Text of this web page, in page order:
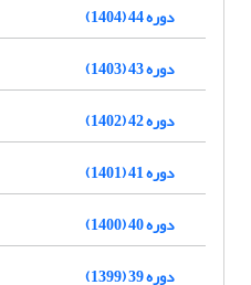
دوره 44 (1404)
دوره 43 (1403)
دوره 42 (1402)
دوره 41 (1401)
دوره 40 (1400)
دوره 39 (1399)